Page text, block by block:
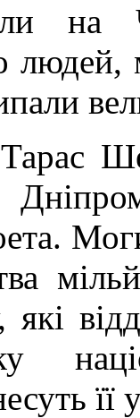
на
людей,
які
її